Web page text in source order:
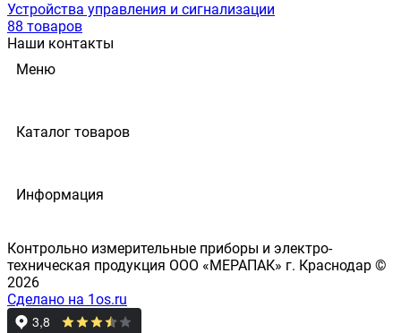
Устройства управления и сигнализации
88 товаров
Наши контакты
Меню
Каталог товаров
Информация
Контрольно измерительные приборы и электро-
техническая продукция ООО «МЕРАПАК» г. Краснодар ©
2026
Сделано на 1os.ru